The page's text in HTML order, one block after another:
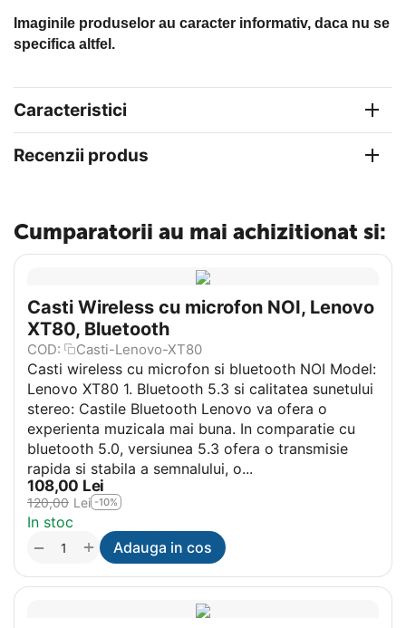
Imaginile produselor au caracter informativ, daca nu se
specifica altfel.
Caracteristici
Recenzii produs
Cumparatorii au mai achizitionat si:
Casti Wireless cu microfon NOI, Lenovo
XT80, Bluetooth
COD: Casti-Lenovo-XT80
Casti wireless cu microfon si bluetooth NOI Model:
Lenovo XT80 1. Bluetooth 5.3 si calitatea sunetului
stereo: Castile Bluetooth Lenovo va ofera o
experienta muzicala mai buna. In comparatie cu
bluetooth 5.0, versiunea 5.3 ofera o transmisie
rapida si stabila a semnalului, o...
108,00 Lei
120,00 Lei -10%
In stoc
+
− Adauga in cos